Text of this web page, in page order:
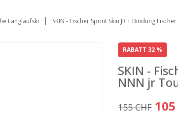
Langlaufski SKIN - Fischer Sprint Skin JR + Bindung
RABATT 32 %
SKIN -
NNN jr
155 CHF 105